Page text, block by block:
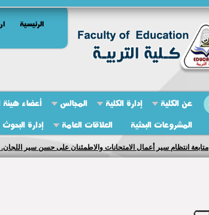
الرئيسية
عن الكلية إدارة الكلية المجالس أعضاء هيئة
المشروعات البحثية
العلاقات العامة إدارة البحوث
متابعة انتظام سير أعمال الامتحانات والاطمئنان على حسن سير اللجان.